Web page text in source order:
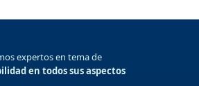
expertos en tema de
en todos sus aspectos